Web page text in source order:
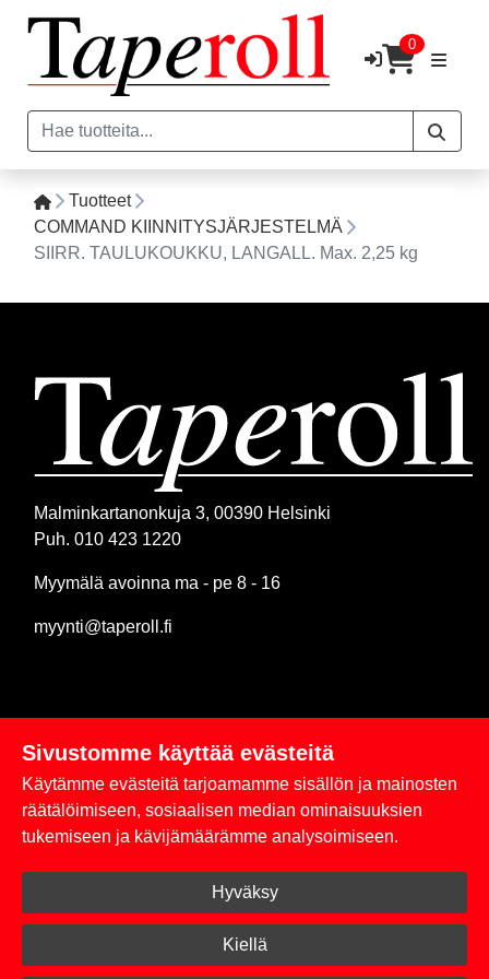
0
Tuotteet
COMMAND KIINNITYSJÄRJESTELMÄ
SIIRR. TAULUKOUKKU, LANGALL. Max. 2,25 kg
Malminkartanonkuja 3, 00390 Helsinki
Puh. 010 423 1220
Myymälä avoinna ma - pe 8 - 16
myynti@taperoll.fi
Linkit
Rekisteriseloste
Toimitus- ja maksuehdot
Kirjaudu sisään
Sivustomme käyttää evästeitä
Käytämme evästeitä tarjoamamme sisällön ja mainosten
räätälöimiseen, sosiaalisen median ominaisuuksien
tukemiseen ja kävijämäärämme analysoimiseen.
Hyväksy
Kiellä